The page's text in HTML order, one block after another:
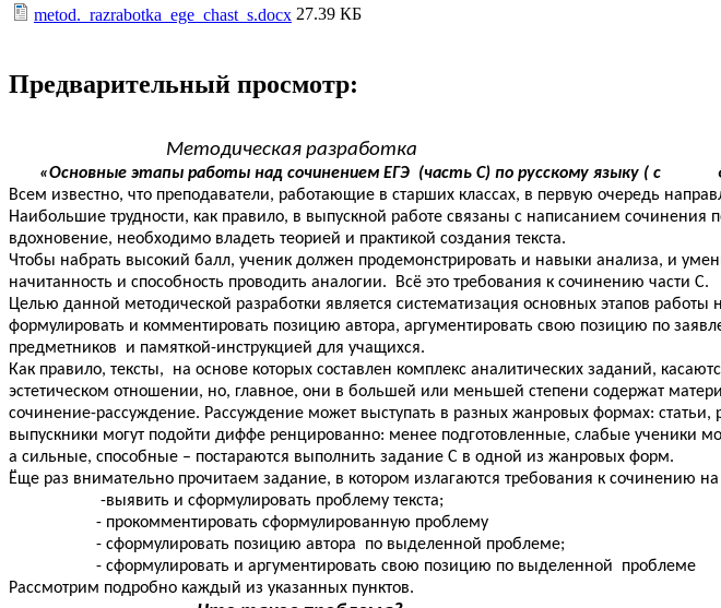
metod._razrabotka_ege_chast_s.docx 27.39 КБ
Предварительный просмотр:
Методическая разработка
«Основные этапы работы над сочинением ЕГЭ (часть С) по русскому языку ( с
Всем известно, что преподаватели, работающие в старших классах, в первую очередь
Наибольшие трудности, как правило, в выпускной работе связаны с написанием
вдохновение, необходимо владеть теорией и практикой создания текста.
Чтобы набрать высокий балл, ученик должен продемонстрировать и навыки анализа, и
начитанность и способность проводить аналогии. Всё это требования к сочинению части С.
Целью данной методической разработки является систематизация основных этапов
формулировать и комментировать позицию автора, аргументировать свою позицию по
предметников и памяткой-инструкцией для учащихся.
Как правило, тексты, на основе которых составлен комплекс аналитических заданий,
эстетическом отношении, но, главное, они в большей или меньшей степени содержат
сочинение-рассуждение. Рассуждение может выступать в разных жанровых формах:
выпускники могут подойти диффе ренцированно: менее подготовленные, слабые ученики
а сильные, способные – постараются выполнить задание С в одной из жанровых форм.
Ёще раз внимательно прочитаем задание, в котором излагаются требования к сочинению на
-выявить и сформулировать проблему текста;
- прокомментировать сформулированную проблему
- сформулировать позицию автора по выделенной проблеме;
- сформулировать и аргументировать свою позицию по выделенной проблеме
Рассмотрим подробно каждый из указанных пунктов.